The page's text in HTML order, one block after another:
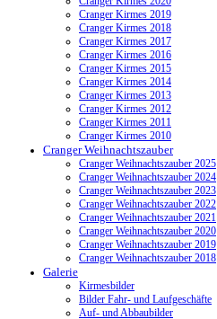
Cranger Kirmes 2019
Cranger Kirmes 2018
Cranger Kirmes 2017
Cranger Kirmes 2016
Cranger Kirmes 2015
Cranger Kirmes 2014
Cranger Kirmes 2013
Cranger Kirmes 2012
Cranger Kirmes 2011
Cranger Kirmes 2010
Cranger Weihnachtszauber
Cranger Weihnachtszauber 2025
Cranger Weihnachtszauber 2024
Cranger Weihnachtszauber 2023
Cranger Weihnachtszauber 2022
Cranger Weihnachtszauber 2021
Cranger Weihnachtszauber 2020
Cranger Weihnachtszauber 2019
Cranger Weihnachtszauber 2018
Galerie
Kirmesbilder
Bilder Fahr- und Laufgeschäfte
Auf- und Abbaubilder